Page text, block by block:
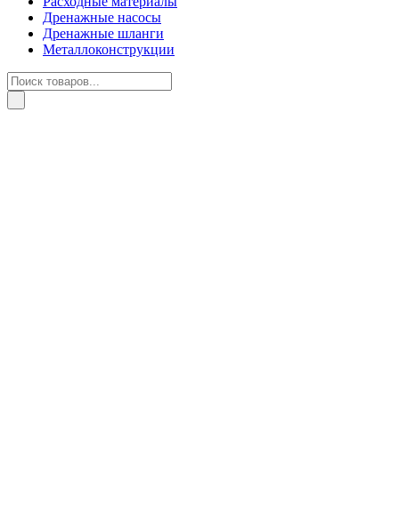
Дренажные насосы
Дренажные шланги
Металлоконструкции